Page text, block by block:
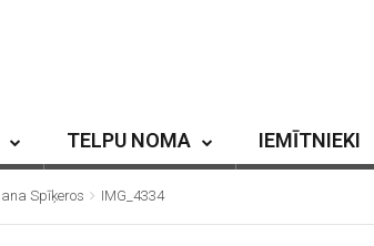
TELPU NOMA IEMĪTNIEKI
Spīķeros IMG_4334